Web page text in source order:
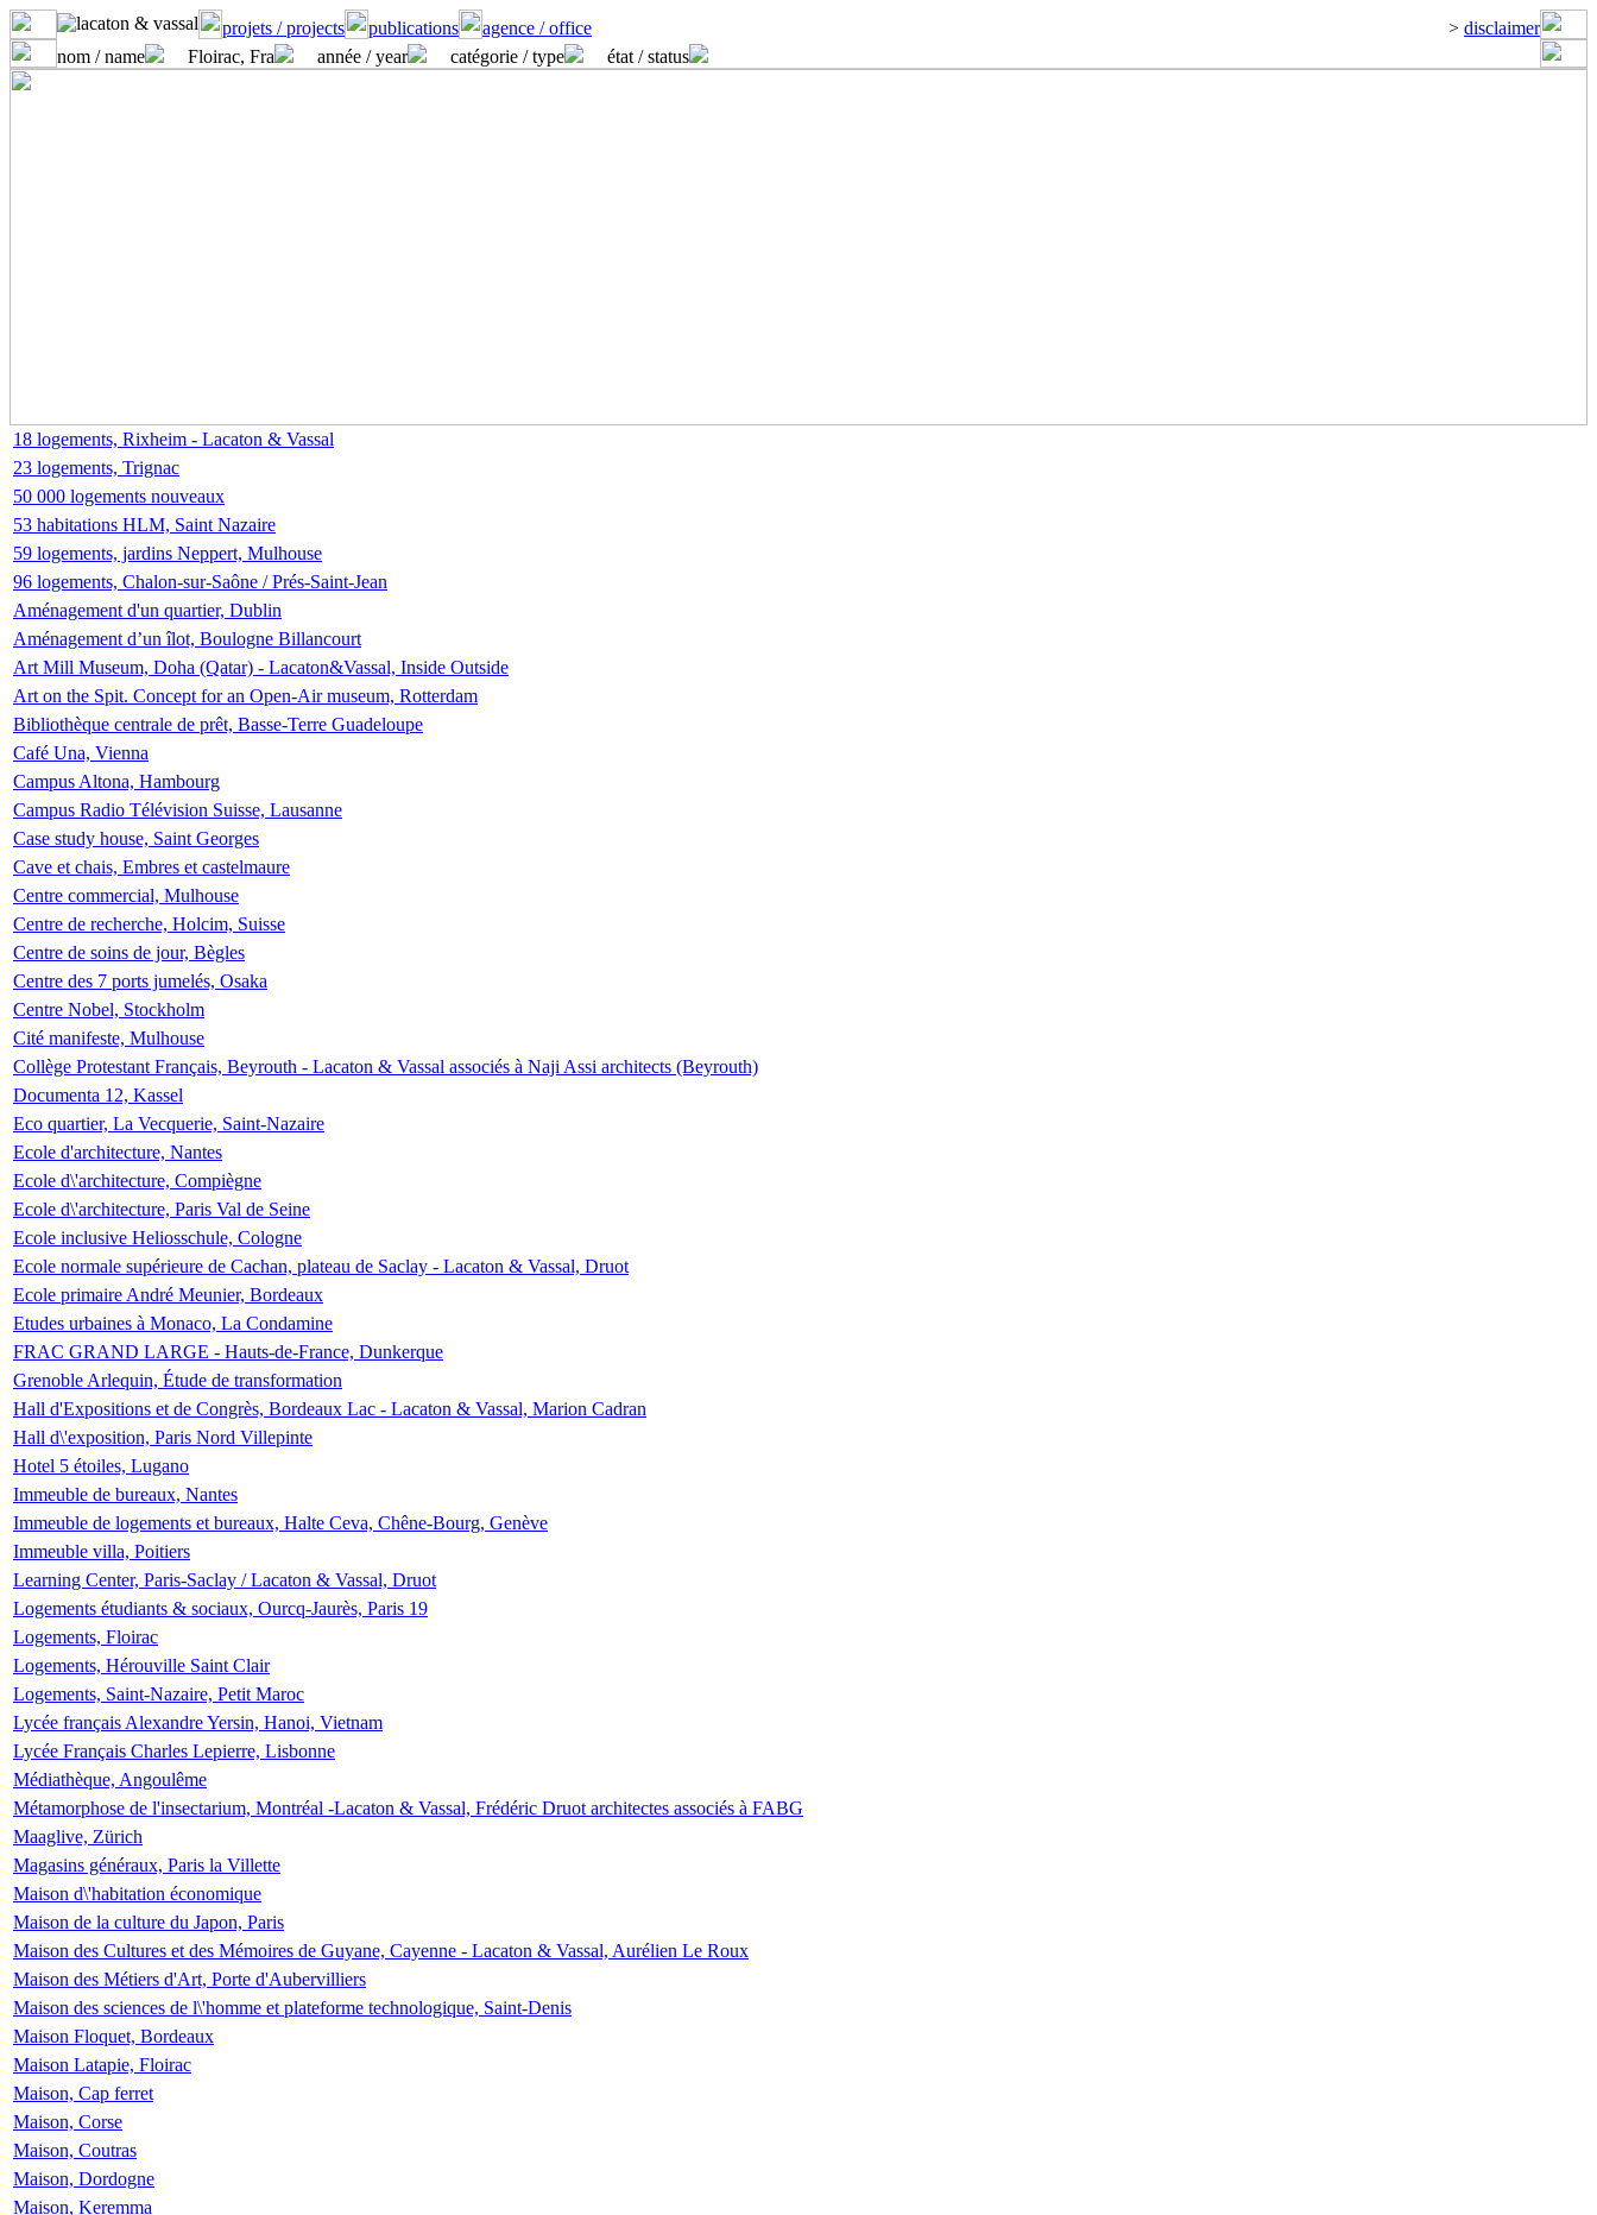
projets / projects publications agence / office > disclaimer
nom / name
Floirac, Fra année / year catégorie / type état / status
18 logements, Rixheim - Lacaton & Vassal
23 logements, Trignac
50 000 logements nouveaux
53 habitations HLM, Saint Nazaire
59 logements, jardins Neppert, Mulhouse
96 logements, Chalon-sur-Saône / Prés-Saint-Jean
Aménagement d'un quartier, Dublin
Aménagement d’un îlot, Boulogne Billancourt
Art Mill Museum, Doha (Qatar) - Lacaton&Vassal, Inside Outside
Art on the Spit. Concept for an Open-Air museum, Rotterdam
Bibliothèque centrale de prêt, Basse-Terre Guadeloupe
Café Una, Vienna
Campus Altona, Hambourg
Campus Radio Télévision Suisse, Lausanne
Case study house, Saint Georges
Cave et chais, Embres et castelmaure
Centre commercial, Mulhouse
Centre de recherche, Holcim, Suisse
Centre de soins de jour, Bègles
Centre des 7 ports jumelés, Osaka
Centre Nobel, Stockholm
Cité manifeste, Mulhouse
Collège Protestant Français, Beyrouth - Lacaton & Vassal associés à Naji Assi architects (Beyrouth)
Documenta 12, Kassel
Eco quartier, La Vecquerie, Saint-Nazaire
Ecole d'architecture, Nantes
Ecole d\'architecture, Compiègne
Ecole d\'architecture, Paris Val de Seine
Ecole inclusive Heliosschule, Cologne
Ecole normale supérieure de Cachan, plateau de Saclay - Lacaton & Vassal, Druot
Ecole primaire André Meunier, Bordeaux
Etudes urbaines à Monaco, La Condamine
FRAC GRAND LARGE - Hauts-de-France, Dunkerque
Grenoble Arlequin, Étude de transformation
Hall d'Expositions et de Congrès, Bordeaux Lac - Lacaton & Vassal, Marion Cadran
Hall d\'exposition, Paris Nord Villepinte
Hotel 5 étoiles, Lugano
Immeuble de bureaux, Nantes
Immeuble de logements et bureaux, Halte Ceva, Chêne-Bourg, Genève
Immeuble villa, Poitiers
Learning Center, Paris-Saclay / Lacaton & Vassal, Druot
Logements étudiants & sociaux, Ourcq-Jaurès, Paris 19
Logements, Floirac
Logements, Hérouville Saint Clair
Logements, Saint-Nazaire, Petit Maroc
Lycée français Alexandre Yersin, Hanoi, Vietnam
Lycée Français Charles Lepierre, Lisbonne
Médiathèque, Angoulême
Métamorphose de l'insectarium, Montréal -Lacaton & Vassal, Frédéric Druot architectes associés à FABG
Maaglive, Zürich
Magasins généraux, Paris la Villette
Maison d\'habitation économique
Maison de la culture du Japon, Paris
Maison des Cultures et des Mémoires de Guyane, Cayenne - Lacaton & Vassal, Aurélien Le Roux
Maison des Métiers d'Art, Porte d'Aubervilliers
Maison des sciences de l\'homme et plateforme technologique, Saint-Denis
Maison Floquet, Bordeaux
Maison Latapie, Floirac
Maison, Cap ferret
Maison, Corse
Maison, Coutras
Maison, Dordogne
Maison, Keremma